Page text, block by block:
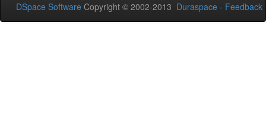
DSpace Software Copyright © 2002-2013 Duraspace - Feedback